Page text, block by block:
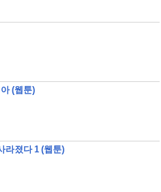
(웹툰)
라졌다 1 (웹툰)